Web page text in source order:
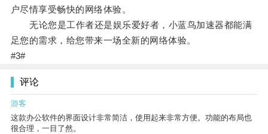
户尽情享受畅快的网络体验。
无论您是工作者还是娱乐爱好者，小蓝鸟加速器都能满
足您的需求，给您带来一场全新的网络体验。
#3#
评论
游客
这款办公软件的界面设计非常简洁，使用起来非常方便。功能的布局也
很合理，一目了然。